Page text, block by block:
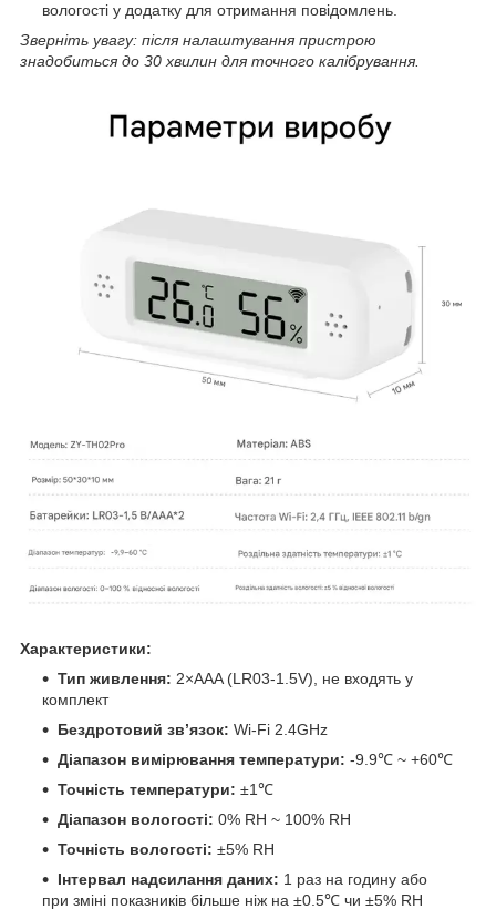
вологості у додатку для отримання повідомлень.
Зверніть увагу: після налаштування пристрою
знадобиться до 30 хвилин для точного калібрування.
Характеристики:
Тип живлення: 2×AAA (LR03-1.5V), не входять у
комплект
Бездротовий зв’язок: Wi-Fi 2.4GHz
Діапазон вимірювання температури: -9.9℃ ~ +60℃
Точність температури: ±1℃
Діапазон вологості: 0% RH ~ 100% RH
Точність вологості: ±5% RH
Інтервал надсилання даних: 1 раз на годину або
при зміні показників більше ніж на ±0.5℃ чи ±5% RH